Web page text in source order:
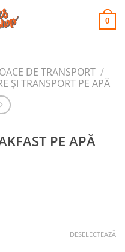
0
DE TRANSPORT /
ȘI TRANSPORT PE APĂ
PE APĂ
DESELECTEAZĂ